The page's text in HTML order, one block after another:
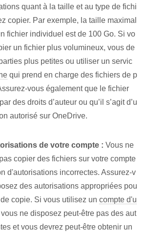
quant à la taille et au type de fichi
copier. ⁤Par exemple, la taille maximal
fichier individuel est de 100 Go. Si vo
un fichier plus volumineux, vous de
plus petites ou utiliser un servic
qui prend en charge des fichiers de p
vous également que le fichier
des droits d’auteur ou qu’il s’agit d’u
autorisé sur OneDrive.
de votre compte : Vous ne
copier des fichiers sur votre compte
d'autorisations incorrectes. Assurez-v
des autorisations appropriées pou
copie. Si vous utilisez un compte d'u
ne disposez peut-être pas des aut
et⁤ vous devrez peut-être obtenir un